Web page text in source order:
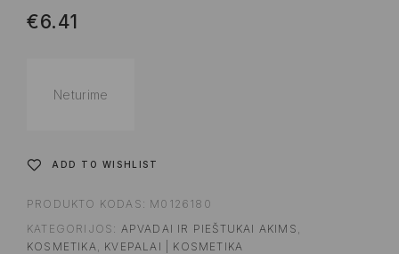
€6.41
Neturime
ADD TO WISHLIST
PRODUKTO KODAS: M0126180
KATEGORIJOS: APVADAI IR PIEŠTUKAI AKIMS
KOSMETIKA
KVEPALAI | KOSMETIKA